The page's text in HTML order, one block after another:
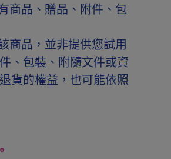
商品、贈品、附件、包
商品，並非提供您試用
、包裝、附隨文件或資
貨的權益，也可能依照